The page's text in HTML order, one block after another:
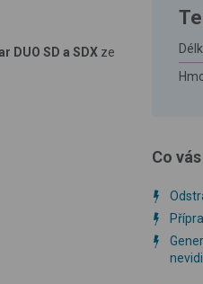
DUO SD a SDX ze
Co